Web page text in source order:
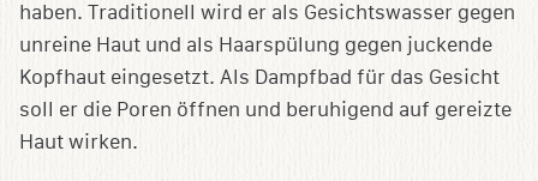
haben. Traditionell wird er als Gesichtswasser gegen
unreine Haut und als Haarspülung gegen juckende
Kopfhaut eingesetzt. Als Dampfbad für das Gesicht
soll er die Poren öffnen und beruhigend auf gereizte
Haut wirken.